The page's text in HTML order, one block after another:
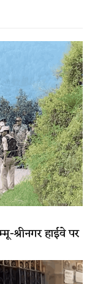
श्रीनगर हाईवे पर